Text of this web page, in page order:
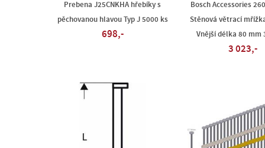
Prebena J25CNKHA hřebíky s
pěchovanou hlavou Typ J 5000 ks
698,-
Bosch Accessories
Stěnová větrací
Vnější délka 80 mm
3 023,-